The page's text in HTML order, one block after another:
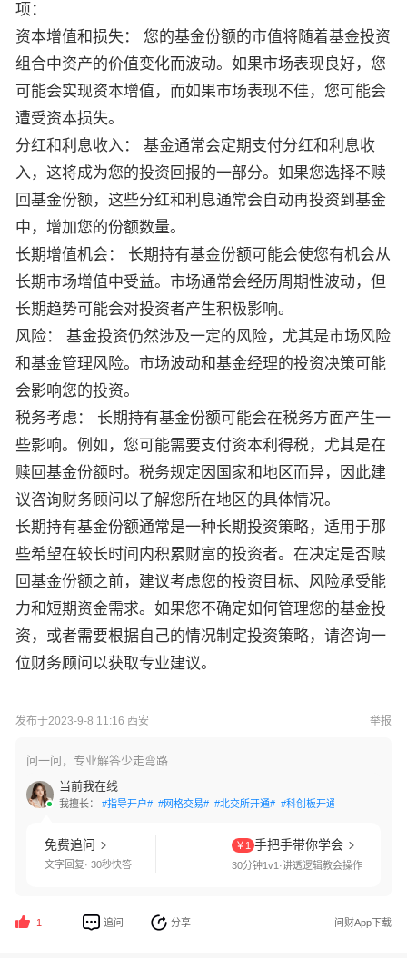
项：
资本增值和损失： 您的基金份额的市值将随着基金投资
组合中资产的价值变化而波动。如果市场表现良好，您
可能会实现资本增值，而如果市场表现不佳，您可能会
遭受资本损失。
分红和利息收入： 基金通常会定期支付分红和利息收
入，这将成为您的投资回报的一部分。如果您选择不赎
回基金份额，这些分红和利息通常会自动再投资到基金
中，增加您的份额数量。
长期增值机会： 长期持有基金份额可能会使您有机会从
长期市场增值中受益。市场通常会经历周期性波动，但
长期趋势可能会对投资者产生积极影响。
风险： 基金投资仍然涉及一定的风险，尤其是市场风险
和基金管理风险。市场波动和基金经理的投资决策可能
会影响您的投资。
税务考虑： 长期持有基金份额可能会在税务方面产生一
些影响。例如，您可能需要支付资本利得税，尤其是在
赎回基金份额时。税务规定因国家和地区而异，因此建
议咨询财务顾问以了解您所在地区的具体情况。
长期持有基金份额通常是一种长期投资策略，适用于那
些希望在较长时间内积累财富的投资者。在决定是否赎
回基金份额之前，建议考虑您的投资目标、风险承受能
力和短期资金需求。如果您不确定如何管理您的基金投
资，或者需要根据自己的情况制定投资策略，请咨询一
位财务顾问以获取专业建议。
发布于2023-9-8 11:16 西安 举报
问一问，专业解答少走弯路
当前我在线
我擅长： #指导开户# #网格交易# #北交所开通# #科创板开通#
免费追问
文字回复· 30秒快答
￥1 手把手带你学会
30分钟1v1·讲透逻辑教会操作
1 追问 分享 问财App下载